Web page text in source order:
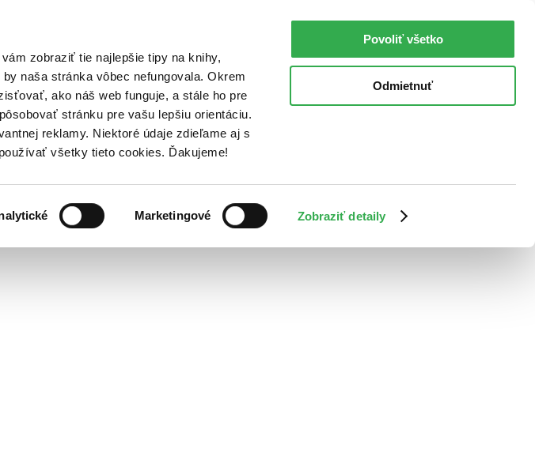
zobraziť tie najlepšie tipy na knihy,
naša stránka vôbec nefungovala. Okrem
ako náš web funguje, a stále ho pre
stránku pre vašu lepšiu orientáciu.
reklamy. Niektoré údaje zdieľame aj s
všetky tieto cookies. Ďakujeme!
Marketingové Zobraziť detaily
Povoliť všetko
Odmietnuť